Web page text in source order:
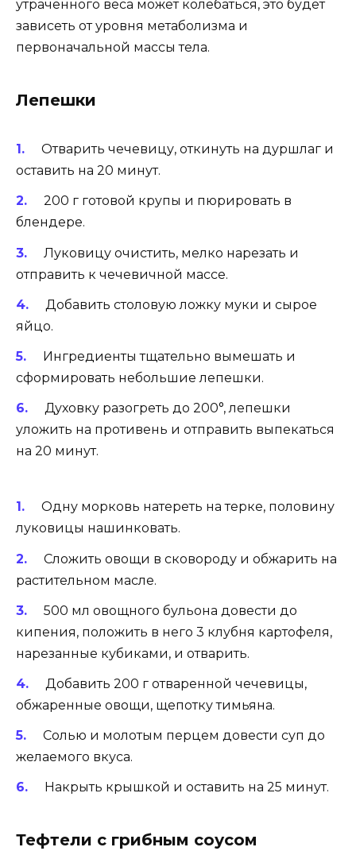
утраченного веса может колебаться, это будет
зависеть от уровня метаболизма и
первоначальной массы тела.
Лепешки
Отварить чечевицу, откинуть на дуршлаг и
оставить на 20 минут.
200 г готовой крупы и пюрировать в
блендере.
Луковицу очистить, мелко нарезать и
отправить к чечевичной массе.
Добавить столовую ложку муки и сырое
яйцо.
Ингредиенты тщательно вымешать и
сформировать небольшие лепешки.
Духовку разогреть до 200°, лепешки
уложить на противень и отправить выпекаться
на 20 минут.
Одну морковь натереть на терке, половину
луковицы нашинковать.
Сложить овощи в сковороду и обжарить на
растительном масле.
500 мл овощного бульона довести до
кипения, положить в него 3 клубня картофеля,
нарезанные кубиками, и отварить.
Добавить 200 г отваренной чечевицы,
обжаренные овощи, щепотку тимьяна.
Солью и молотым перцем довести суп до
желаемого вкуса.
Накрыть крышкой и оставить на 25 минут.
Тефтели с грибным соусом